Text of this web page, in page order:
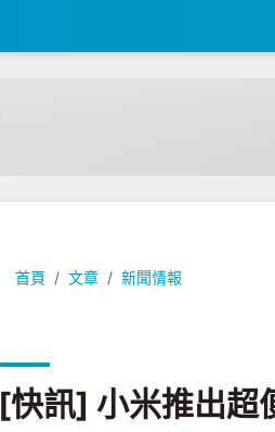
首頁 文章 新聞情報
[快訊] 小米推出超便宜互聯網洗碗
[快訊] 小米推出超